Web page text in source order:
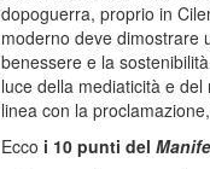
dopoguerra, proprio in
moderno deve dimostrare
benessere e la
luce della mediaticità e
linea con la
Ecco i 10 punti del